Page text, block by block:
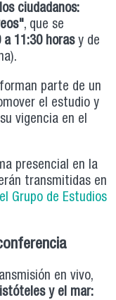
ciudadanos:
, que se
a 11:30 horasy de
parte de un
el estudio y
vigencia en el
presencial en la
transmitidas en
Grupo de Estudios
en vivo,
y el mar: